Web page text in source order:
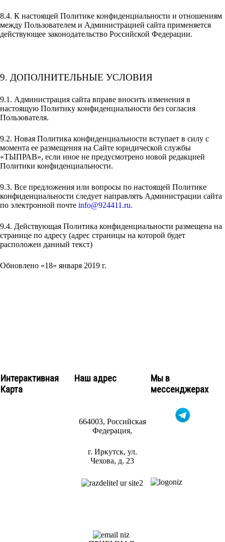
8.4. К настоящей Политике конфиденциальности и отношениям
между Пользователем и Администрацией сайта применяется
действующее законодательство Российской Федерации.
9. ДОПОЛНИТЕЛЬНЫЕ УСЛОВИЯ
9.1. Администрация сайта вправе вносить изменения в
настоящую Политику конфиденциальности без согласия
Пользователя.
9.2. Новая Политика конфиденциальности вступает в силу с
момента ее размещения на Сайте юридической службы
«ТЫПРАВ», если иное не предусмотрено новой редакцией
Политики конфиденциальности.
9.3. Все предложения или вопросы по настоящей Политике
конфиденциальности следует направлять Администрации сайта
по электронной почте info@924411.ru.
9.4. Действующая Политика конфиденциальности размещена на
странице по адресу (адрес страницы на которой будет
расположен данный текст)
Обновлено «18» января 2019 г.
Интерактивная
Карта
Наш адрес
664003, Российская
Федерация,
г. Иркутск, ул.
Чехова, д. 23
Мы в
мессенджерах